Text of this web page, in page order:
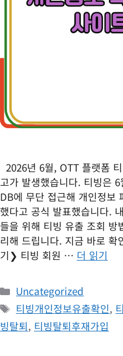
2026년 6월, OTT 플랫폼
고가 발생했습니다. 티빙은
DB에 무단 접근해 개인정보
했다고 공식 발표했습니다.
들을 위해 티빙 유출 조회 방
리해 드립니다. 지금 바로
기❯ 티빙 회원 … 더 읽기
카
테
고
리
Uncategorized
태
그
티빙개인정보유출확인,
빙탈퇴, 티빙탈퇴후재가입